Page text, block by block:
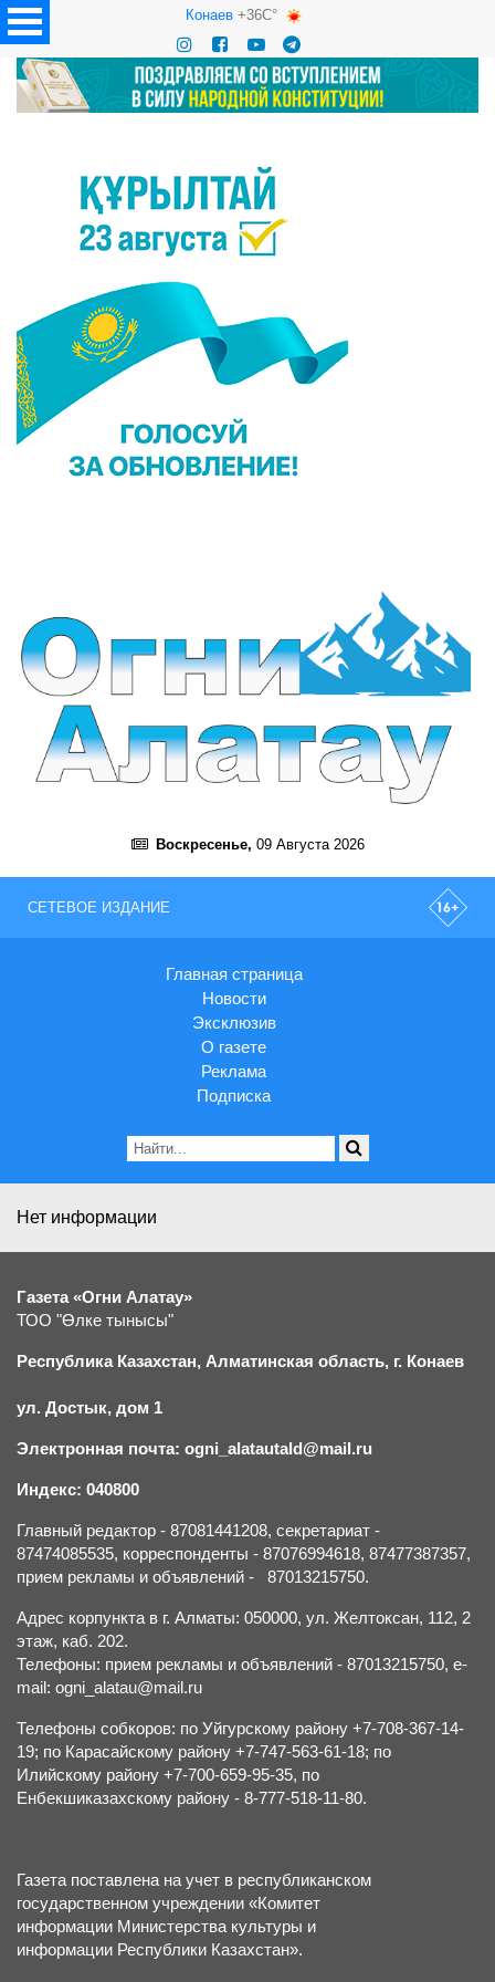
Конаев+36C°
Воскресенье, 09 Августа 2026
СЕТЕВОЕ ИЗДАНИЕ
Главная страница
Новости
Эксклюзив
О газете
Реклама
Подписка
Нет информации
Газета «Огни Алатау»
ТОО "Өлке тынысы"
Республика Казахстан, Алматинская область, г. Конаев
ул. Достык, дом 1
Электронная почта: ogni_alatautald@mail.ru
Индекс: 040800
Главный редактор - 87081441208, секретариат -
87474085535, корреспонденты - 87076994618, 87477387357,
прием рекламы и объявлений - 87013215750.
Адрес корпункта в г. Алматы: 050000, ул. Желтоксан, 112, 2
этаж, каб. 202.
Телефоны: прием рекламы и объявлений - 87013215750, e-
mail: ogni_alatau@mail.ru
Телефоны собкоров: по Уйгурскому району +7-708-367-14-
19; по Карасайскому району +7-747-563-61-18; по
Илийскому району +7-700-659-95-35, по
Енбекшиказахскому району - 8-777-518-11-80.
Газета поставлена на учет в республиканском
государственном учреждении «Комитет
информации Министерства культуры и
информации Республики Казахстан».